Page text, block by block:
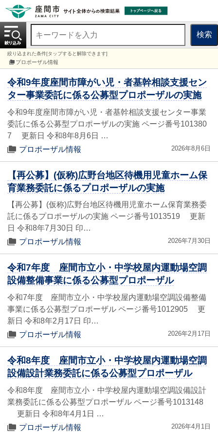
検索
絞り込まれた条件[タップすると解除できます]
プロポーザル情報
令和9年度座間市障がい児・者基幹相談支援セン
ター事業委託に係る公募型プロポーザルの実施
令和9年度座間市障がい児・者基幹相談支援センター事業
委託に係る公募型プロポーザルの実施 ページ番号101380
7 更新日 令和8年8月6日 …
プロポーザル情報
2026年8月6日
【再公募】(仮称)広野台地区待機用児童ホーム保
育業務委託に係るプロポーザルの実施
【再公募】(仮称)広野台地区待機用児童ホーム保育業務委
託に係るプロポーザルの実施 ページ番号1013519 更新
日 令和8年7月30日 印…
プロポーザル情報
2026年7月30日
令和7年度 座間市立小・中学校屋内運動場空調
設備整備事業に係る公募型プロポーザル
令和7年度 座間市立小・中学校屋内運動場空調設備整備
事業に係る公募型プロポーザル ページ番号1012905 更
新日 令和8年2月17日 印…
プロポーザル情報
2026年2月17日
令和8年度 座間市立小・中学校屋内運動場空調
設備設計業務委託に係る公募型プロポーザル
令和8年度 座間市立小・中学校屋内運動場空調設備設計
業務委託に係る公募型プロポーザル ページ番号1013148
更新日 令和8年4月1日 …
プロポーザル情報
2026年4月1日